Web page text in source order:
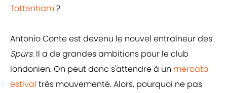
Tottenham?
Antonio Conte est devenu le nouvel entraîneur des
Spurs. Il a de grandes ambitions pour le club
londonien. On peut donc s'attendre à un mercato
estival très mouvementé. Alors, pourquoi ne pas